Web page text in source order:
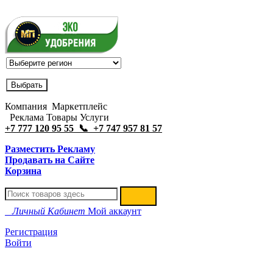
Компания Маркетплейс
Реклама Товары Услуги
+7 777 120 95 55 📞 +7 747 957 81 57
Разместить Рекламу
Продавать на Сайте
Корзина
Личный Кабинет Мой аккаунт
Регистрация
Войти